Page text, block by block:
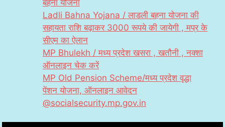
बहना योजना
Ladli Bahna Yojana / लाडली बहना योजना की
सहायता राशि बढ़ाकर 3000 रूपये की जायेगी , मप्र के
सीएम का ऐलान
MP Bhulekh / मध्य प्रदेश खसरा , खतौनी , नक्शा
ऑनलाइन चेक करें
MP Old Pension Scheme/मध्य प्रदेश वृद्धा
पेंशन योजना, ऑनलाइन आवेदन
@socialsecurity.mp.gov.in